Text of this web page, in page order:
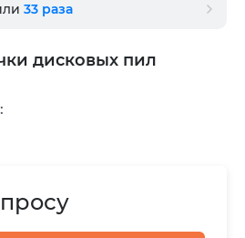
дисковых пил
33 раза